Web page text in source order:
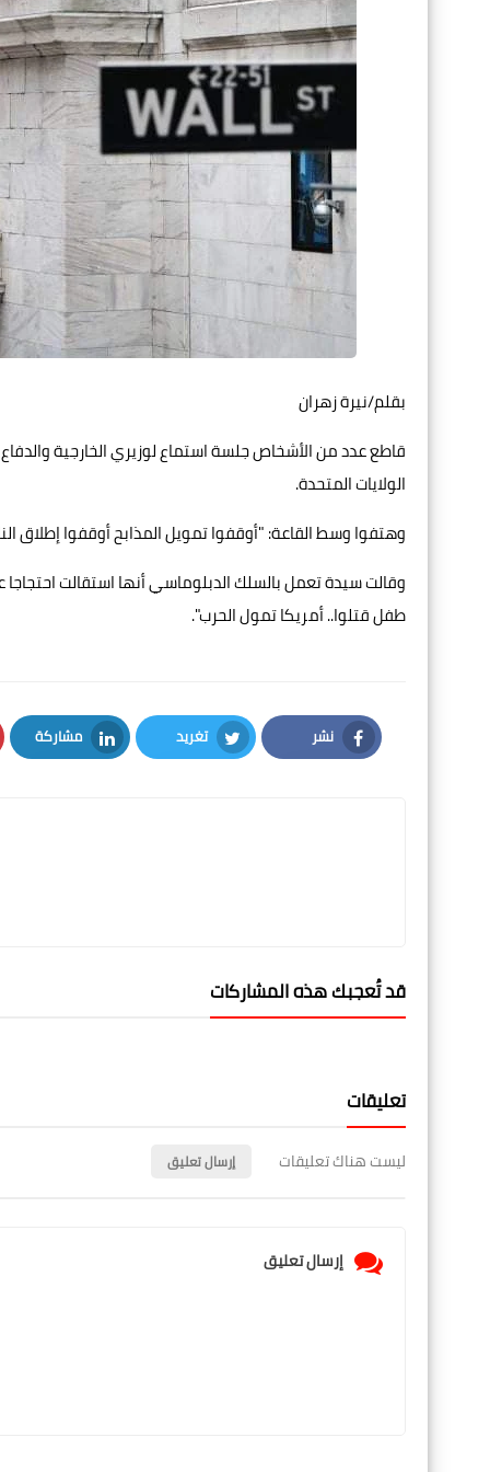
بقلم/نيرة زهران
قاطع عدد من الأشخاص جلسة استماع لوزيري الخارجية
الولايات المتحدة.
وهتفوا وسط القاعة: "أوقفوا تمويل المذابح أوقفوا إطلاق
طفل قتلوا.. أمريكا تمول الحرب".
نشر
Facebook
تغريد
Twitter
مشاركة
LinkedIn
قد تُعجبك هذه المشاركات
تعليقات
ليست هناك تعليقات إرسال تعليق
إرسال تعليق